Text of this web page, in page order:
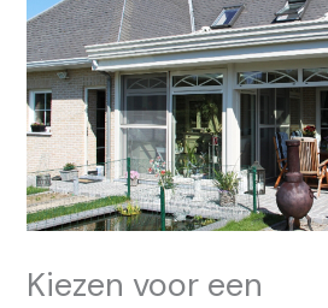
Kiezen voor een